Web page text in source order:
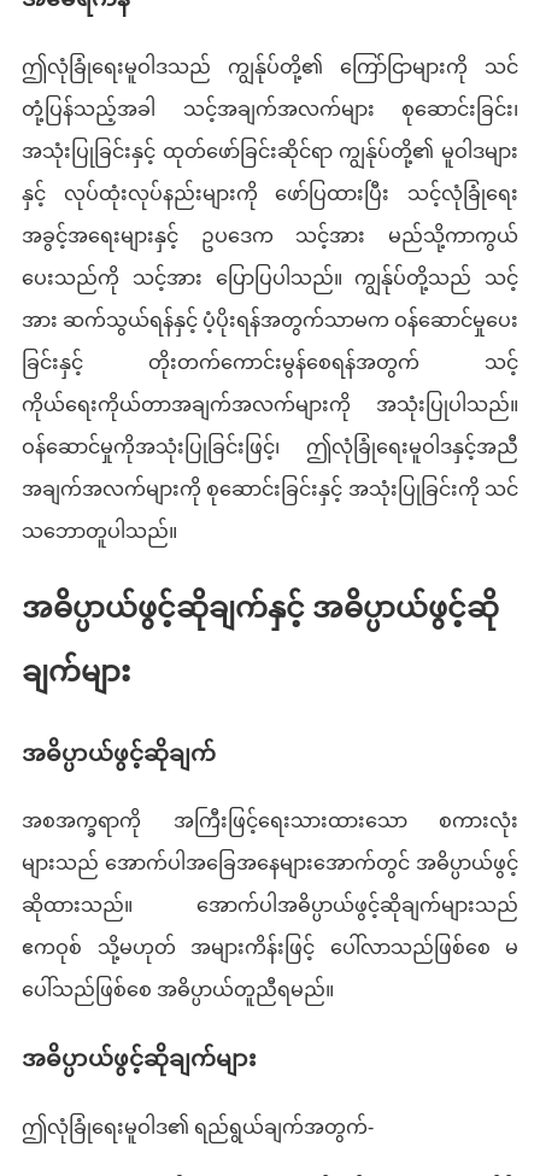
ဤလုံခြုံရေးမူဝါဒသည် ကျွန်ုပ်တို့၏ ကြော်ငြာများကို သင်
တုံ့ပြန်သည့်အခါ သင့်အချက်အလက်များ စုဆောင်းခြင်း၊
အသုံးပြုခြင်းနှင့် ထုတ်ဖော်ခြင်းဆိုင်ရာ ကျွန်ုပ်တို့၏ မူဝါဒများ
နှင့် လုပ်ထုံးလုပ်နည်းများကို ဖော်ပြထားပြီး သင့်လုံခြုံရေး
အခွင့်အရေးများနှင့် ဥပဒေက သင့်အား မည်သို့ကာကွယ်
ပေးသည်ကို သင့်အား ပြောပြပါသည်။ ကျွန်ုပ်တို့သည် သင့်
အား ဆက်သွယ်ရန်နှင့် ပံ့ပိုးရန်အတွက်သာမက ဝန်ဆောင်မှုပေး
ခြင်းနှင့် တိုးတက်ကောင်းမွန်စေရန်အတွက် သင့်
ကိုယ်ရေးကိုယ်တာအချက်အလက်များကို အသုံးပြုပါသည်။
ဝန်ဆောင်မှုကိုအသုံးပြုခြင်းဖြင့်၊ ဤလုံခြုံရေးမူဝါဒနှင့်အညီ
အချက်အလက်များကို စုဆောင်းခြင်းနှင့် အသုံးပြုခြင်းကို သင်
သဘောတူပါသည်။
အဓိပ္ပာယ်ဖွင့်ဆိုချက်နှင့် အဓိပ္ပာယ်ဖွင့်ဆို
ချက်များ
အဓိပ္ပာယ်ဖွင့်ဆိုချက်
အစအက္ခရာကို အကြီးဖြင့်ရေးသားထားသော စကားလုံး
များသည် အောက်ပါအခြေအနေများအောက်တွင် အဓိပ္ပာယ်ဖွင့်
ဆိုထားသည်။ အောက်ပါအဓိပ္ပာယ်ဖွင့်ဆိုချက်များသည်
ဧကဝုစ် သို့မဟုတ် အများကိန်းဖြင့် ပေါ်လာသည်ဖြစ်စေ မ
ပေါ်သည်ဖြစ်စေ အဓိပ္ပာယ်တူညီရမည်။
အဓိပ္ပာယ်ဖွင့်ဆိုချက်များ
ဤလုံခြုံရေးမူဝါဒ၏ ရည်ရွယ်ချက်အတွက်-